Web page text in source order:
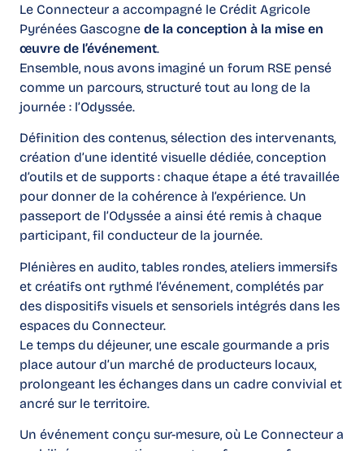
Le Connecteur a accompagné le Crédit Agricole
Pyrénées Gascogne de la conception à la mise en
œuvre de l’événement.
Ensemble, nous avons imaginé un forum RSE pensé
comme un parcours, structuré tout au long de la
journée : l’Odyssée.
Définition des contenus, sélection des intervenants,
création d’une identité visuelle dédiée, conception
d’outils et de supports : chaque étape a été travaillée
pour donner de la cohérence à l’expérience. Un
passeport de l’Odyssée a ainsi été remis à chaque
participant, fil conducteur de la journée.
Plénières en audito, tables rondes, ateliers immersifs
et créatifs ont rythmé l’événement, complétés par
des dispositifs visuels et sensoriels intégrés dans les
espaces du Connecteur.
Le temps du déjeuner, une escale gourmande a pris
place autour d’un marché de producteurs locaux,
prolongeant les échanges dans un cadre convivial et
ancré sur le territoire.
Un événement conçu sur-mesure, où Le Connecteur a